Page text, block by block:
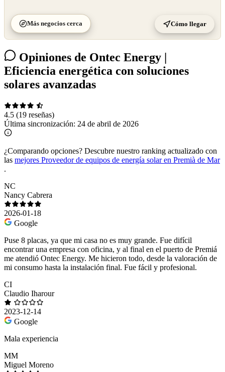
Más negocios cerca Cómo llegar
Opiniones de Ontec Energy |
Eficiencia energética con soluciones
solares avanzadas
4.5 (19 reseñas)
Última sincronización: 24 de abril de 2026
¿Comparando opciones? Descubre nuestro ranking actualizado con
las mejores Proveedor de equipos de energía solar en Premià de Mar
.
NC
Nancy Cabrera
2026-01-18
Google
Puse 8 placas, ya que mi casa no es muy grande. Fue difícil
encontrar una empresa con oficina, y al final en el puerto de Premiá
me atendió Ontec Energy. Me hicieron todo, desde la valoración de
mi consumo hasta la instalación final. Fue fácil y profesional.
CI
Claudio Iharour
2023-12-14
Google
Mala experiencia
MM
Miguel Moreno